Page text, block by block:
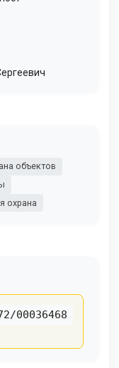
объектов
охрана
00036468